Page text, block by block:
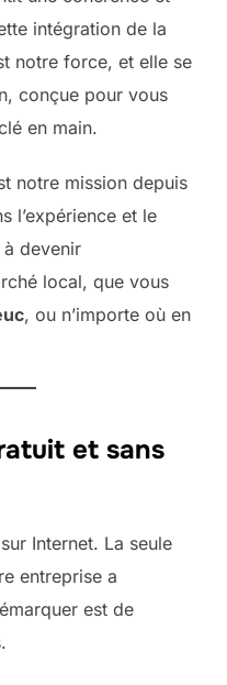
intégration de la
notre force, et elle se
conçue pour vous
en main.
notre mission depuis
l’expérience et le
devenir
local, que vous
, ou n’importe où en
et sans
Internet. La seule
entreprise a
est de